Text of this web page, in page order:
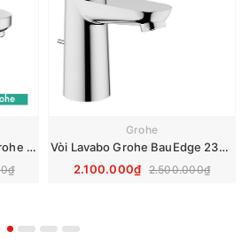
Vòi chậu nóng lạnh Hansgrohe Vernis Blend 100 71571000
Grohe
Vòi Lavabo Grohe BauEdge 23328000
2.100.000₫ 2.500.000₫